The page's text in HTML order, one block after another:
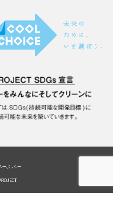
ーポリシー